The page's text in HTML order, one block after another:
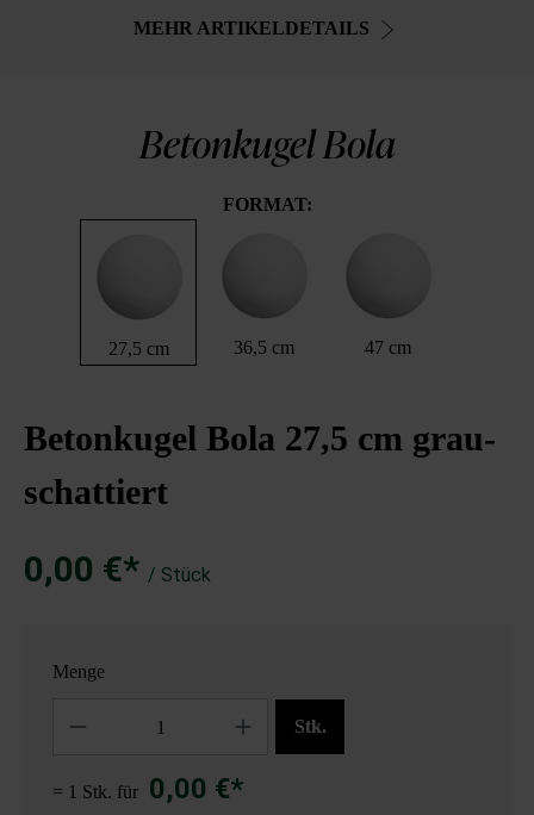
MEHR ARTIKELDETAILS
Betonkugel Bola
FORMAT:
27,5 cm 36,5 cm 47 cm
Betonkugel Bola 27,5 cm grau-
schattiert
0,00 €* / Stück
Menge
Stk.
= 1 Stk. für 0,00 €*